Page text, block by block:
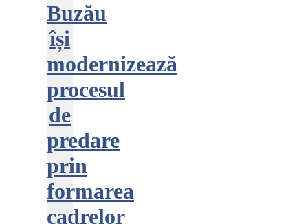
Buzău
își
modernizează
procesul
de
predare
prin
formarea
cadrelor